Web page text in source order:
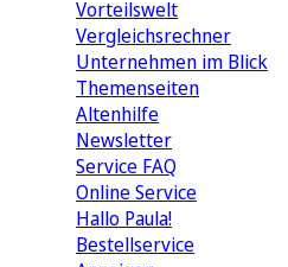
Vorteilswelt
Vergleichsrechner
Unternehmen im Blick
Themenseiten
Altenhilfe
Newsletter
Service FAQ
Online Service
Hallo Paula!
Bestellservice